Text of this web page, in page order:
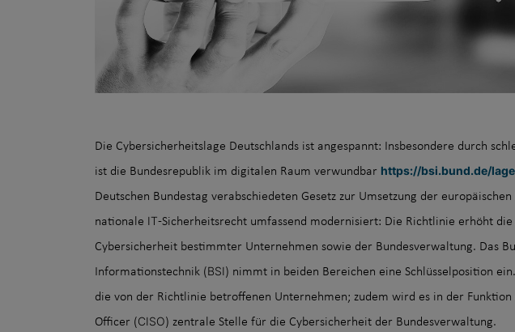
Die Cybersicherheitslage Deutschlands ist angespannt: Insbesondere durch
ist die Bundesrepublik im digitalen Raum verwundbar https://bsi.bund.de/
Deutschen Bundestag verabschiedeten Gesetz zur Umsetzung der europäischen
nationale IT-Sicherheitsrecht umfassend modernisiert: Die Richtlinie erhöht
Cybersicherheit bestimmter Unternehmen sowie der Bundesverwaltung. Das
Informationstechnik (BSI) nimmt in beiden Bereichen eine Schlüsselposition
die von der Richtlinie betroffenen Unternehmen; zudem wird es in der Funktion
Officer (CISO) zentrale Stelle für die Cybersicherheit der Bundesverwaltung.